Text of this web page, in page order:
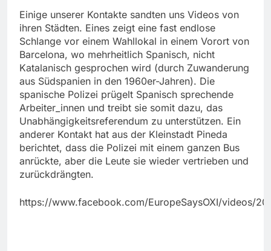
Einige unserer Kontakte sandten uns Videos von
ihren Städten. Eines zeigt eine fast endlose
Schlange vor einem Wahllokal in einem Vorort von
Barcelona, wo mehrheitlich Spanisch, nicht
Katalanisch gesprochen wird (durch Zuwanderung
aus Südspanien in den 1960er-Jahren). Die
spanische Polizei prügelt Spanisch sprechende
Arbeiter_innen und treibt sie somit dazu, das
Unabhängigkeitsreferendum zu unterstützen. Ein
anderer Kontakt hat aus der Kleinstadt Pineda
berichtet, dass die Polizei mit einem ganzen Bus
anrückte, aber die Leute sie wieder vertrieben und
zurückdrängten.
https://www.facebook.com/EuropeSaysOXI/videos/